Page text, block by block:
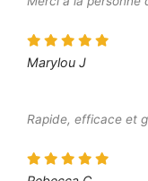
Marylou J
Rapide, efficace et